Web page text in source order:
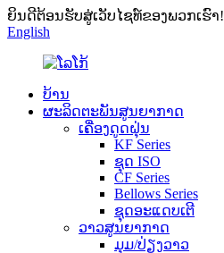
ຍິນດີຕ້ອນຮັບສູ່ເວັບໄຊທ໌ຂອງພວກເຮົາ!
English
ບ້ານ
ຜະລິດຕະພັນສູນຍາກາດ
ເຄື່ອງດູດຝຸ່ນ
KF Series
ຊຸດ ISO
CF Series
Bellows Series
ຊຸດອະແດບເຕີ
ວາວສູນຍາກາດ
ມຸມ/ປ່ຽງວາວ